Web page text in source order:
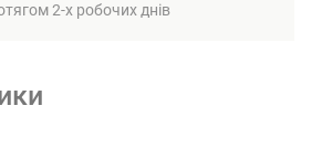
2-х робочих днів